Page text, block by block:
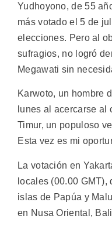
Yudhoyono, de 55
más votado el 5 de
elecciones. Pero al
sufragios, no logró
Megawati sin
Karwoto, un hombre
lunes al acercarse al
Timur, un populoso
Esta vez es mi
La votación en
locales (00.00
islas de Papúa y
en Nusa Oriental,